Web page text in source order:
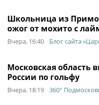
Школьница из
ожог от мохито с
Вчера, 16:40 Блог сайта
Московская область
России по гольфу
Вчера, 18:19 360°